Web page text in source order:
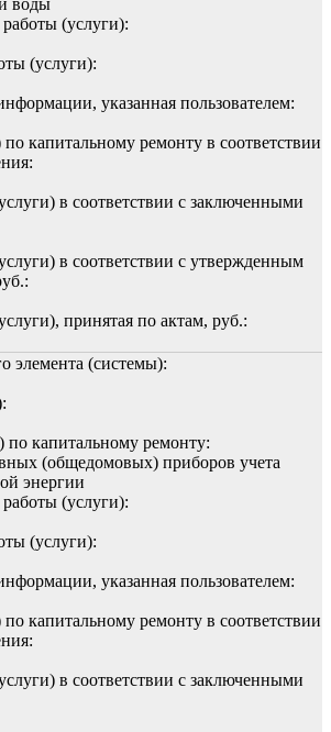
(услуги):
(услуги):
указанная пользователем:
капитальному ремонту в соответствии
в соответствии с заключенными
в соответствии с утвержденным
принятая по актам, руб.:
элемента (системы):
по капитальному ремонту:
(общедомовых) приборов учета
энергии
(услуги):
(услуги):
указанная пользователем:
капитальному ремонту в соответствии
в соответствии с заключенными